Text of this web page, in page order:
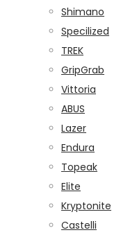
Shimano
Specilized
TREK
GripGrab
Vittoria
ABUS
Lazer
Endura
Topeak
Elite
Kryptonite
Castelli